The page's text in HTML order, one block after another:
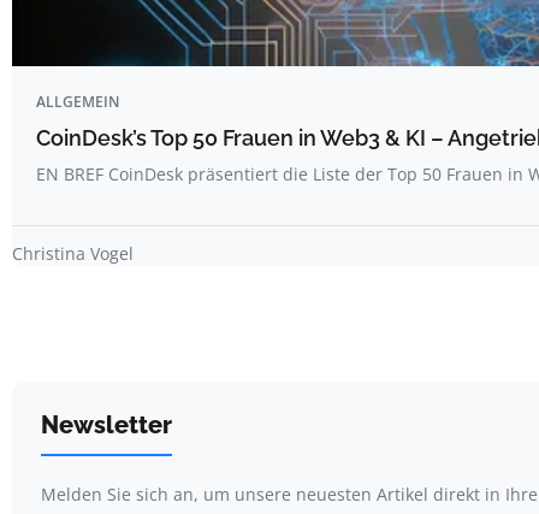
ALLGEMEIN
CoinDesk’s Top 50 Frauen in Web3 & KI –
EN BREF CoinDesk präsentiert die Liste der Top 50 Frauen in
Christina Vogel
Newsletter
Melden Sie sich an, um unsere neuesten Artikel direkt in